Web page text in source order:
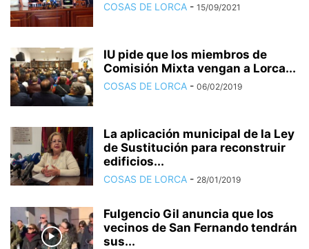
COSAS DE LORCA - 15/09/2021
IU pide que los miembros de
Comisión Mixta vengan a Lorca...
COSAS DE LORCA - 06/02/2019
La aplicación municipal de la Ley
de Sustitución para reconstruir
edificios...
COSAS DE LORCA - 28/01/2019
Fulgencio Gil anuncia que los
vecinos de San Fernando tendrán
sus...